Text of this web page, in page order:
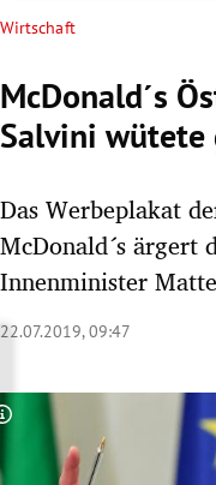
Untermenü
Untermenü
Untermenü
Wirtschaft
McDonald´s
Salvini wütete
Das Werbeplakat
McDonald´s ärgert
Innenminister
22.07.2019, 09:47
Copyright-Hinweis